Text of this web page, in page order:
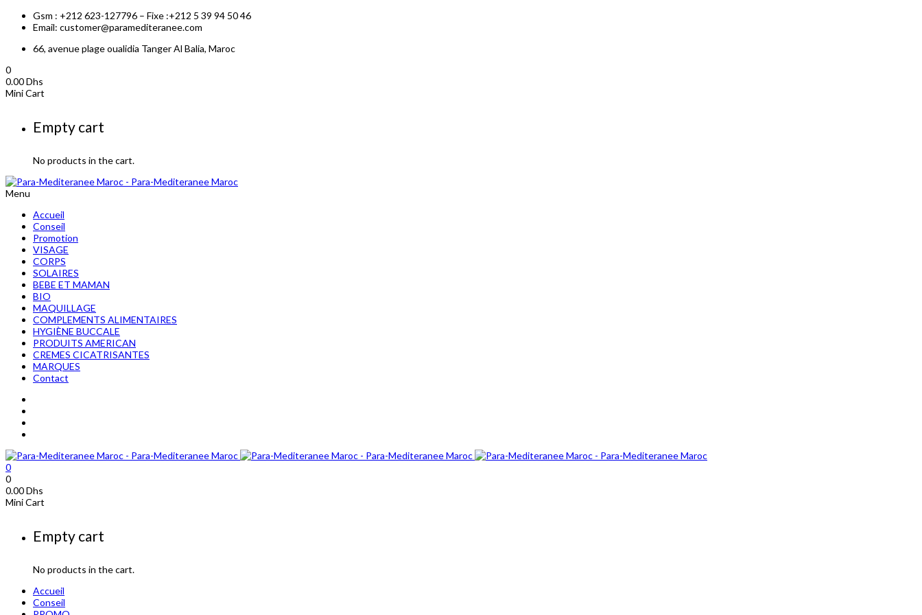
Gsm : +212 623-127796 – Fixe :+212 5 39 94 50 46
Email: customer@paramediteranee.com
66, avenue plage oualidia Tanger Al Balia, Maroc
0
0.00Dhs
Mini Cart
Empty cart
No products in the cart.
Menu
Accueil
Conseil
Promotion
VISAGE
CORPS
SOLAIRES
BEBE ET MAMAN
BIO
MAQUILLAGE
COMPLEMENTS ALIMENTAIRES
HYGIÈNE BUCCALE
PRODUITS AMERICAN
CREMES CICATRISANTES
MARQUES
Contact
0
0
0.00Dhs
Mini Cart
Empty cart
No products in the cart.
Accueil
Conseil